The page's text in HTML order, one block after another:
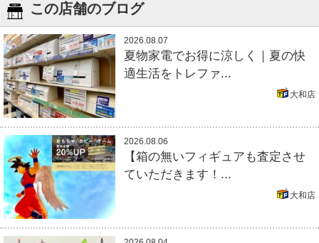
この店舗のブログ
2026.08.07
夏物家電でお得に涼しく｜夏の快
適生活をトレファ...
大和店
2026.08.06
【箱の無いフィギュアも査定させ
ていただきます！...
大和店